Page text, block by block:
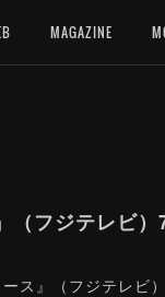
MAGAZINE
（フジテレビ
ス』（フジテレビ